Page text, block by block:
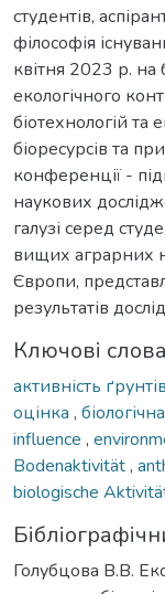
студентів,
філософія
квітня 2023 р. на
екологічного
біотехнологій та
біоресурсів та
конференції -
наукових
галузі серед
вищих аграрних
Європи,
результатів
Ключові слова
активність ґрунтів
оцінка ,
influence ,
Bodenaktivität,
biologische
Голубцова В.В.